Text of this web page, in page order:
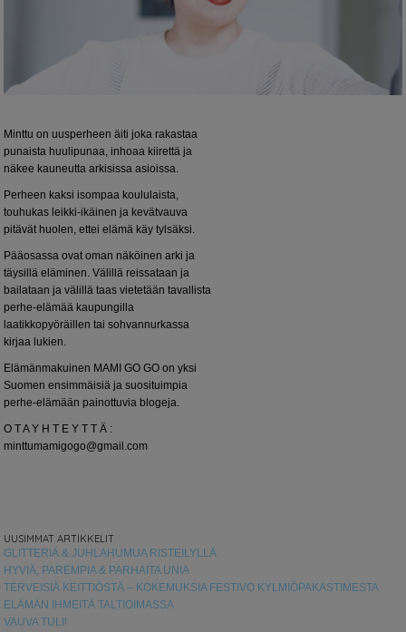
Minttu on uusperheen äiti joka rakastaa
punaista huulipunaa, inhoaa kiirettä ja
näkee kauneutta arkisissa asioissa.
Perheen kaksi isompaa koululaista,
touhukas leikki-ikäinen ja kevätvauva
pitävät huolen, ettei elämä käy tylsäksi.
Pääosassa ovat oman näköinen arki ja
täysillä eläminen. Välillä reissataan ja
bailataan ja välillä taas vietetään tavallista
perhe-elämää kaupungilla
laatikkopyöräillen tai sohvannurkassa
kirjaa lukien.
Elämänmakuinen MAMI GO GO on yksi
Suomen ensimmäisiä ja suosituimpia
perhe-elämään painottuvia blogeja.
O T A Y H T E Y T T Ä :
minttumamigogo@gmail.com
UUSIMMAT ARTIKKELIT
GLITTERIÄ & JUHLAHUMUA RISTEILYLLÄ
HYVIÄ, PAREMPIA & PARHAITA UNIA
TERVEISIÄ KEITTIÖSTÄ – KOKEMUKSIA FESTIVO KYLMIÖPAKASTIMESTA
ELÄMÄN IHMEITÄ TALTIOIMASSA
VAUVA TULI!